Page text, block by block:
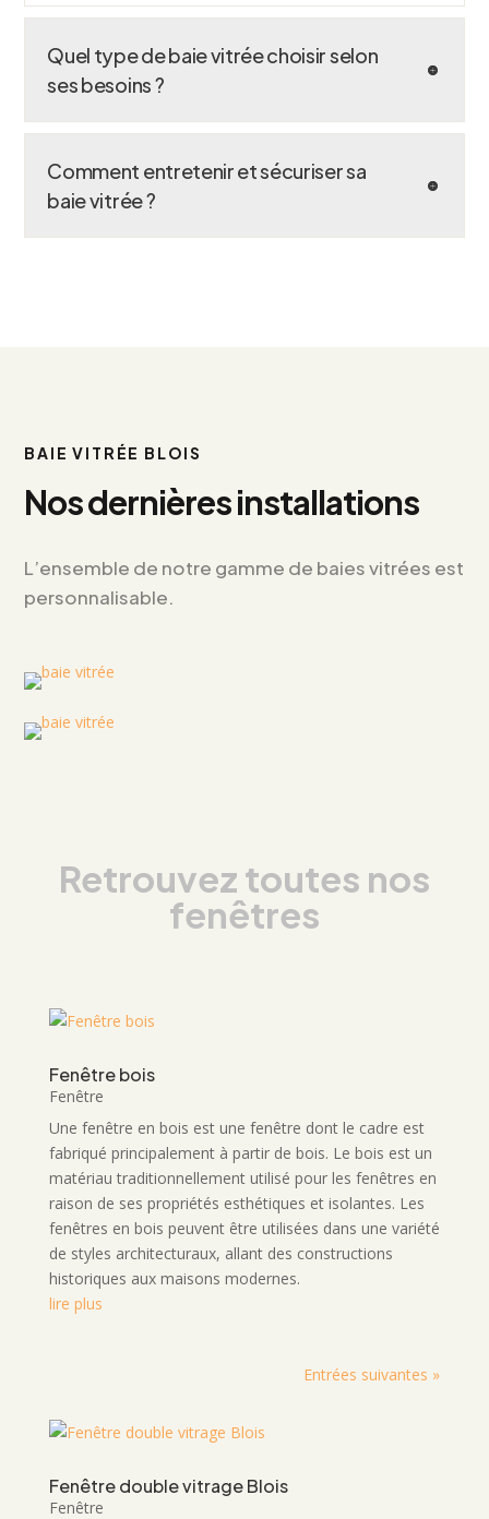
Quel type de baie vitrée choisir selon
ses besoins ?
Comment entretenir et sécuriser sa
baie vitrée ?
BAIE VITRÉE BLOIS
Nos dernières installations
L’ensemble de notre gamme de baies vitrées est
personnalisable.
Retrouvez toutes nos
fenêtres
Fenêtre bois
Fenêtre
Une fenêtre en bois est une fenêtre dont le cadre est
fabriqué principalement à partir de bois. Le bois est un
matériau traditionnellement utilisé pour les fenêtres en
raison de ses propriétés esthétiques et isolantes. Les
fenêtres en bois peuvent être utilisées dans une variété
de styles architecturaux, allant des constructions
historiques aux maisons modernes.
lire plus
Entrées suivantes »
Fenêtre double vitrage Blois
Fenêtre